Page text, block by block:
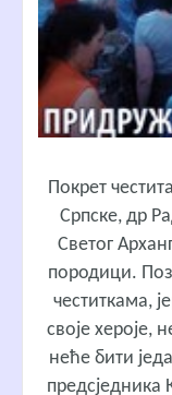
Покрет
Српске, др
Светог
породици.
честиткама,
своје хероје,
неће бити
предсједника